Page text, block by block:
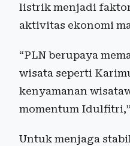
listrik menjadi
aktivitas ekonomi
“PLN berupaya
wisata seperti
kenyamanan
momentum
Untuk menjaga